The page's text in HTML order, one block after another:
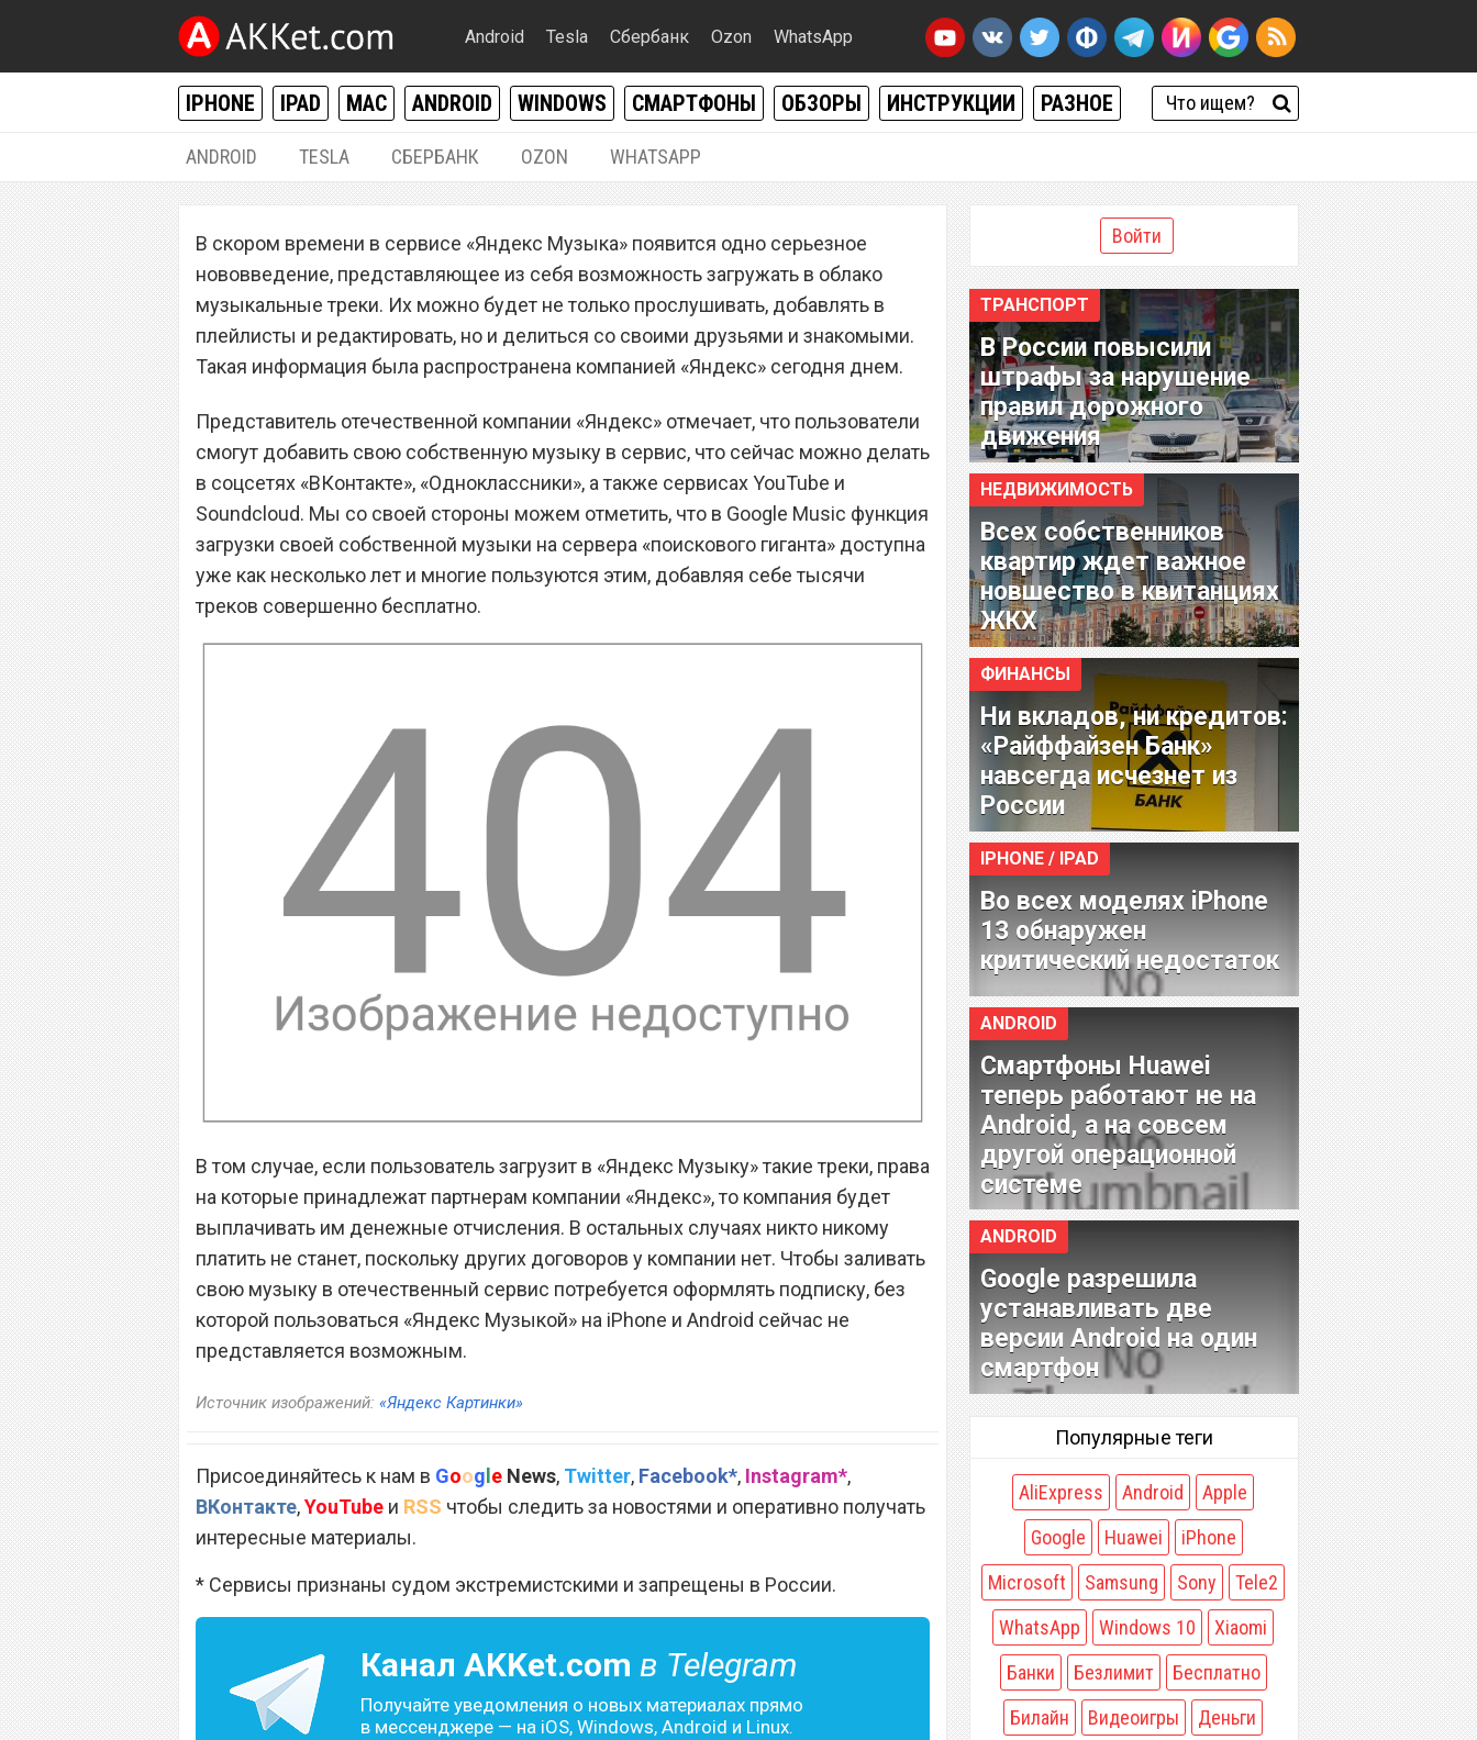
Android Tesla Сбербанк Ozon WhatsApp
IPHONE IPAD MAC ANDROID WINDOWS СМАРТФОНЫ ОБЗОРЫ ИНСТРУКЦИИ РАЗНОЕ
ANDROID TESLA СБЕРБАНК OZON WHATSAPP
В «Яндекс Музыку» можно будет
добавлять свои треки
В скором времени в сервисе «Яндекс Музыка» появится одно серьезное
нововведение, представляющее из себя возможность загружать в облако
музыкальные треки. Их можно будет не только прослушивать, добавлять в
плейлисты и редактировать, но и делиться со своими друзьями и знакомыми.
Такая информация была распространена компанией «Яндекс» сегодня днем.
Представитель отечественной компании «Яндекс» отмечает, что пользователи
смогут добавить свою собственную музыку в сервис, что сейчас можно делать
в соцсетях «ВКонтакте», «Одноклассники», а также сервисах YouTube и
Soundcloud. Мы со своей стороны можем отметить, что в Google Music функция
загрузки своей собственной музыки на сервера «поискового гиганта» доступна
уже как несколько лет и многие пользуются этим, добавляя себе тысячи
треков совершенно бесплатно.
В том случае, если пользователь загрузит в «Яндекс Музыку» такие треки, права
на которые принадлежат партнерам компании «Яндекс», то компания будет
выплачивать им денежные отчисления. В остальных случаях никто никому
платить не станет, поскольку других договоров у компании нет. Чтобы заливать
свою музыку в отечественный сервис потребуется оформлять подписку, без
которой пользоваться «Яндекс Музыкой» на iPhone и Android сейчас не
представляется возможным.
Источник изображений: «Яндекс Картинки»
Присоединяйтесь к нам в Goog e News, Twitter, Facebook*, Instagram*,
ВКонтакте,YouTube и RSS чтобы следить за новостями и оперативно получать
интересные материалы.
* Сервисы признаны судом экстремистскими и запрещены в России.
Канал AKKet.com в Telegram
Получайте уведомления о новых материалах прямо
в мессенджере — на iOS, Windows, Android и Linux.
Войти
ТРАНСПОРТ
В России повысили
штрафы за нарушение
правил дорожного
движения
НЕДВИЖИМОСТЬ
Всех собственников
квартир ждет важное
новшество в квитанциях
ЖКХ
ФИНАНСЫ
Ни вкладов, ни кредитов:
«Райффайзен Банк»
навсегда исчезнет из
России
IPHONE / IPAD
Во всех моделях iPhone
13 обнаружен
критический недостаток
ANDROID
Смартфоны Huawei
теперь работают не на
Android, а на совсем
другой операционной
системе
ANDROID
Google разрешила
устанавливать две
версии Android на один
смартфон
Популярные теги
AliExpress Android
Apple
Google
Huawei
iPhone
Microsoft
Samsung Sony
Tele2
WhatsApp
Windows 10
Xiaomi
Банки
Безлимит
Бесплатно
Билайн
Видеоигры
Деньги